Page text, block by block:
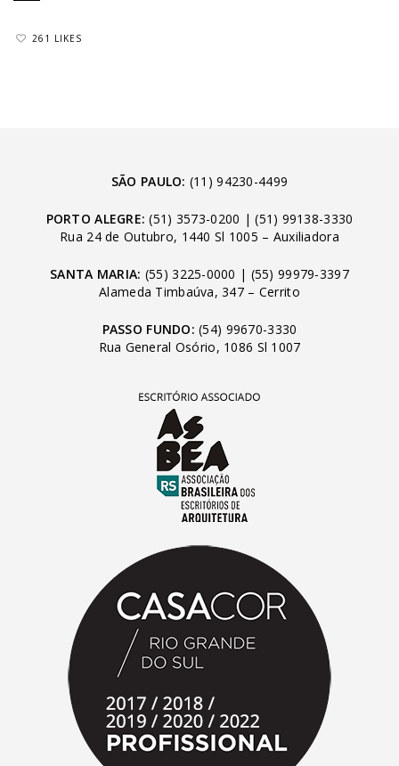
261 LIKES
SÃO PAULO: (11) 94230-4499
PORTO ALEGRE: (51) 3573-0200 |(51) 99138-3330
Rua 24 de Outubro, 1440 Sl 1005 – Auxiliadora
SANTA MARIA: (55) 3225-0000 | (55) 99979-3397
Alameda Timbaúva, 347 – Cerrito
PASSO FUNDO: (54) 99670-3330
Rua General Osório, 1086 Sl 1007